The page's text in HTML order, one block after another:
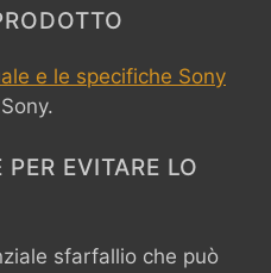
e le specifiche Sony
EVITARE LO
sfarfallio che può